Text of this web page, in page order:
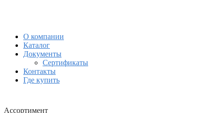
О компании
Каталог
Документы
Сертификаты
Контакты
Где купить
Ассортимент